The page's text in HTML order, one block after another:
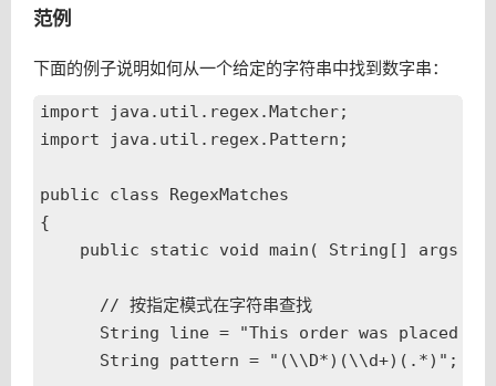
范例
下面的例子说明如何从一个给定的字符串中找到数字串：
import java.util.regex.Matcher;
import java.util.regex.Pattern;
public class RegexMatches
{
    public static void main( String[] args ){
      // 按指定模式在字符串查找
String line = "This order was placed
      String pattern = "(\\D*)(\\d+)(.*)";